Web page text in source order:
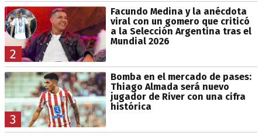
2
Facundo Medina y la anécdota
viral con un gomero que criticó
a la Selección Argentina tras el
Mundial 2026
3
Bomba en el mercado de pases:
Thiago Almada será nuevo
jugador de River con una cifra
histórica